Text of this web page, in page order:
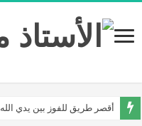
أقصر طريق للفوز بين يدي الله